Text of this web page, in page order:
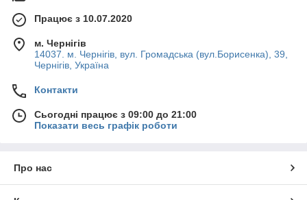
Працює з 10.07.2020
м. Чернігів
14037. м. Чернігів, вул. Громадська (вул.Борисенка), 39,
Чернігів, Україна
Контакти
Сьогодні працює з 09:00 до 21:00
Показати весь графік роботи
Про нас